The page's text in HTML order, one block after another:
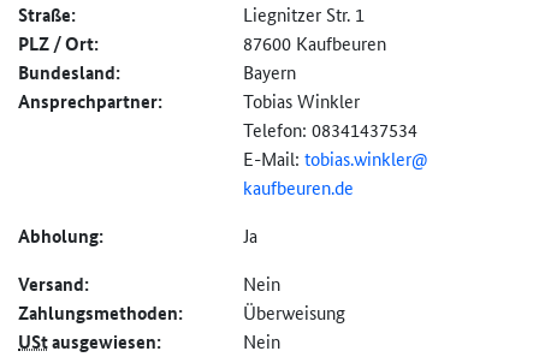
Straße: Liegnitzer Str. 1
PLZ / Ort: 87600 Kaufbeuren
Bundesland: Bayern
Ansprechpartner:
Tobias Winkler
Telefon: 08341437534
E-Mail: tobias.winkler@
kaufbeuren.de
Abholung: Ja
Versand: Nein
Zahlungs­methoden: Überweisung
UStausgewiesen: Nein